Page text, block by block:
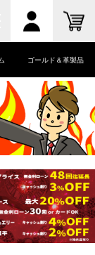
ゴールド＆革製品